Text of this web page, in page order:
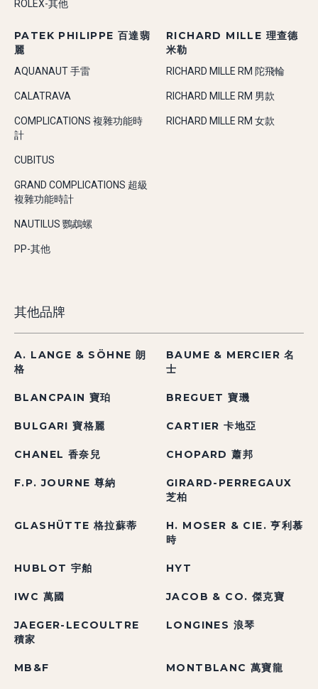
ROLEX-其他
PATEK PHILIPPE 百達翡
麗
AQUANAUT 手雷
CALATRAVA
COMPLICATIONS 複雜功能時
計
CUBITUS
GRAND COMPLICATIONS 超級
複雜功能時計
NAUTILUS 鸚鵡螺
PP-其他
RICHARD MILLE 理查德
米勒
RICHARD MILLE RM 陀飛輪
RICHARD MILLE RM 男款
RICHARD MILLE RM 女款
其他品牌
A. LANGE & SÖHNE 朗
格
BAUME & MERCIER 名
士
BLANCPAIN 寶珀 BREGUET 寶璣
BULGARI 寶格麗 CARTIER 卡地亞
CHANEL 香奈兒 CHOPARD 蕭邦
F.P. JOURNE 尊納
GIRARD-PERREGAUX
芝柏
GLASHÜTTE 格拉蘇蒂
H. MOSER & CIE. 亨利慕
時
HUBLOT 宇舶 HYT
IWC 萬國 JACOB & CO. 傑克寶
JAEGER-LECOULTRE
積家
LONGINES 浪琴
MB&F MONTBLANC 萬寶龍